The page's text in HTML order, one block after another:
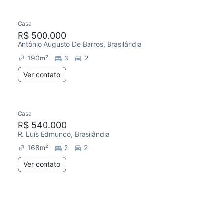
Casa
R$ 500.000
Antônio Augusto De Barros, Brasilândia
190m² 3
2
Ver contato
Casa
R$ 540.000
R. Luís Edmundo, Brasilândia
168m² 2
2
Ver contato